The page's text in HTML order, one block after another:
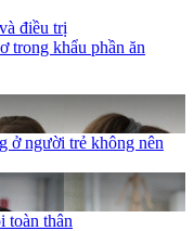
điều trị
trong khẩu phần ăn
ở người trẻ không nên
toàn thân